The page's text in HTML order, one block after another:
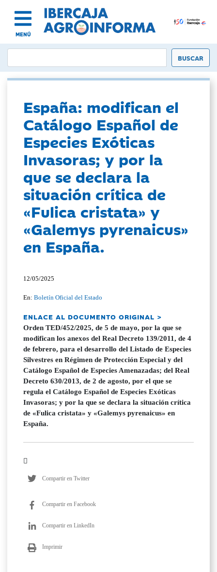
MENÚ
España: modifican el
Catálogo Español de
Especies Exóticas
Invasoras; y por la
que se declara la
situación crítica de
«Fulica cristata» y
«Galemys pyrenaicus»
en España.
12/05/2025
En:Boletín Oficial del Estado
ENLACE AL DOCUMENTO ORIGINAL >
Orden TED/452/2025, de 5 de mayo, por la que se
modifican los anexos del Real Decreto 139/2011, de 4
de febrero, para el desarrollo del Listado de Especies
Silvestres en Régimen de Protección Especial y del
Catálogo Español de Especies Amenazadas; del Real
Decreto 630/2013, de 2 de agosto, por el que se
regula el Catálogo Español de Especies Exóticas
Invasoras; y por la que se declara la situación crítica
de «Fulica cristata» y «Galemys pyrenaicus» en
España.
Compartir en Twitter
Compartir en Facebook
Compartir en LinkedIn
Imprimir